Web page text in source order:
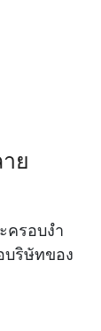
ย
ครอบงำ
บริษัทของ